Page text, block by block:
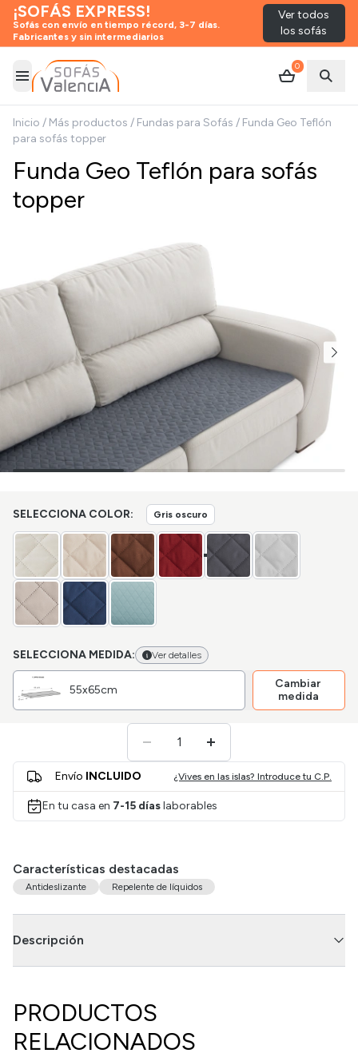
¡SOFÁS EXPRESS!
Sofás con envío en tiempo récord, 3-7 días.
Fabricantes y sin intermediarios
Ver todos
los sofás
Abrir menú
0
Inicio / Más productos / Fundas para Sofás / Funda Geo Teflón
para sofás topper
Funda Geo Teflón para sofás
topper
Envío INCLUIDO ¿Vives en las islas? Introduce tu C.P.
En tu casa en 7-15 díaslaborables
SELECCIONA COLOR: Gris oscuro
SELECCIONA MEDIDA: Ver detalles
55x65cm
Cambiar
medida
Características destacadas
Antideslizante Repelente de líquidos
Descripción
PRODUCTOS
RELACIONADOS